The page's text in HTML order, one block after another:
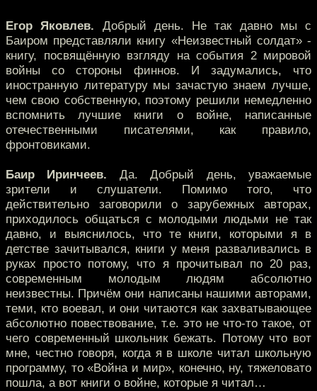
Егор Яковлев. Добрый день. Не так давно мы с
Баиром представляли книгу «Неизвестный солдат» -
книгу, посвящённую взгляду на события 2 мировой
войны со стороны финнов. И задумались, что
иностранную литературу мы зачастую знаем лучше,
чем свою собственную, поэтому решили немедленно
вспомнить лучшие книги о войне, написанные
отечественными писателями, как правило,
фронтовиками.
Баир Иринчеев. Да. Добрый день, уважаемые
зрители и слушатели. Помимо того, что
действительно заговорили о зарубежных авторах,
приходилось общаться с молодыми людьми не так
давно, и выяснилось, что те книги, которыми я в
детстве зачитывался, книги у меня разваливались в
руках просто потому, что я прочитывал по 20 раз,
современным молодым людям абсолютно
неизвестны. Причём они написаны нашими авторами,
теми, кто воевал, и они читаются как захватывающее
абсолютно повествование, т.е. это не что-то такое, от
чего современный школьник бежать. Потому что вот
мне, честно говоря, когда я в школе читал школьную
программу, то «Война и мир», конечно, ну, тяжеловато
пошла, а вот книги о войне, которые я читал…